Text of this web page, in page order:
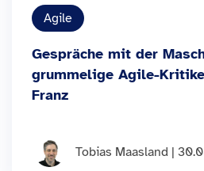
Agile
Gespräche mit der
grummelige Agile-
Franz
Tobias Maasland |